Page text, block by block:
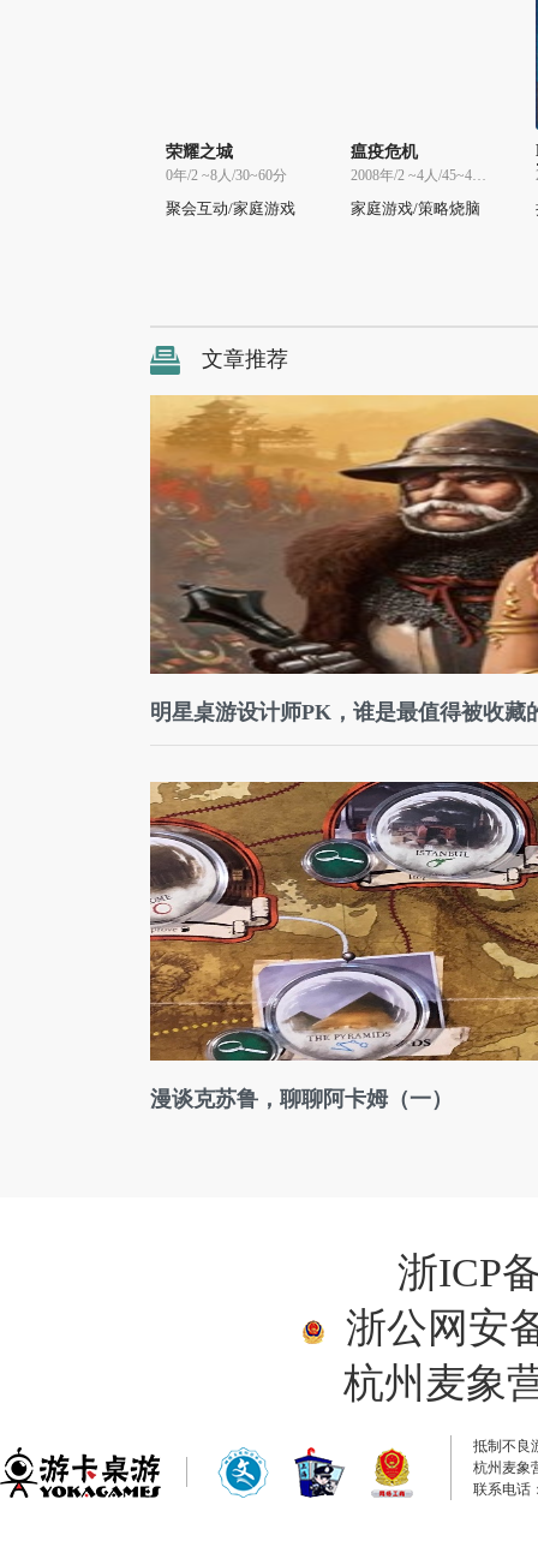
荣耀之城
0年/2 ~8人/30~60分
聚会互动/家庭游戏
瘟疫危机
2008年/2 ~4人/45~45分
家庭游戏/策略烧脑
文章推荐
明星桌游设计师PK，谁是最值得被收藏
漫谈克苏鲁，聊聊阿卡姆（一）
浙ICP
浙公网安
杭州麦象
抵制不良
杭州麦象
联系电话